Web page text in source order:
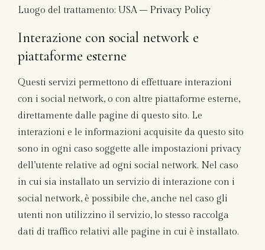
Luogo del trattamento: USA – Privacy Policy
Interazione con social network e
piattaforme esterne
Questi servizi permettono di effettuare interazioni
con i social network, o con altre piattaforme esterne,
direttamente dalle pagine di questo sito. Le
interazioni e le informazioni acquisite da questo sito
sono in ogni caso soggette alle impostazioni privacy
dell’utente relative ad ogni social network. Nel caso
in cui sia installato un servizio di interazione con i
social network, è possibile che, anche nel caso gli
utenti non utilizzino il servizio, lo stesso raccolga
dati di traffico relativi alle pagine in cui è installato.